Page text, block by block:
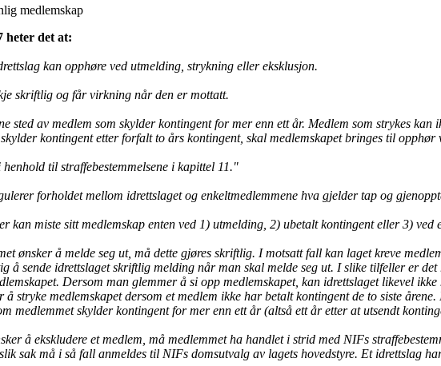
medlemskap
heter det at:
kan opphøre ved utmelding, strykning eller eksklusjon.
skriftlig og får virkning når den er mottatt.
sted av medlem som skylder kontingent for mer enn ett år. Medlem som strykes
kontingent etter forfalt to års kontingent, skal medlemskapet bringes til opphør
til straffebestemmelsene i kapittel 11."
forholdet mellom idrettslaget og enkeltmedlemmene hva gjelder tap og
kan miste sitt medlemskap enten ved 1) utmelding, 2) ubetalt kontingent eller 3) ved
ønsker å melde seg ut, må dette gjøres skriftlig. I motsatt fall kan laget kreve
å sende idrettslaget skriftlig melding når man skal melde seg ut. I slike tilfeller er det
Dersom man glemmer å si opp medlemskapet, kan idrettslaget likevel
å stryke medlemskapet dersom et medlem ikke har betalt kontingent de to siste
medlemmet skylder kontingent for mer enn ett år (altså ett år etter at utsendt
å ekskludere et medlem, må medlemmet ha handlet i strid med NIFs
sak må i så fall anmeldes til NIFs domsutvalg av lagets hovedstyre. Et idrettslag